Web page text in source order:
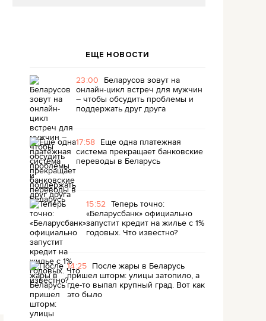
ЕЩЕ НОВОСТИ
23:00 Беларусов зовут на
онлайн-цикл встреч для мужчин
– чтобы обсудить проблемы и
поддержать друг друга
17:58 Еще одна платежная
система прекращает банковские
переводы в Беларусь
15:52 Теперь точно:
«Беларусбанк» официально
запустит кредит на жилье с 1%
годовых. Что известно?
14:25 После жары в Беларусь
пришел шторм: улицы затопило, а
где-то выпал крупный град. Вот как
это было